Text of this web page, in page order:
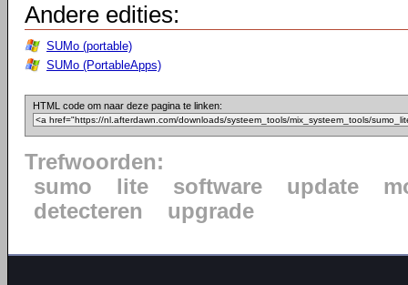
Andere edities:
SUMo (portable)
SUMo (PortableApps)
HTML code om naar deze pagina te linken:
Trefwoorden:
sumo
lite software update
detecteren
upgrade